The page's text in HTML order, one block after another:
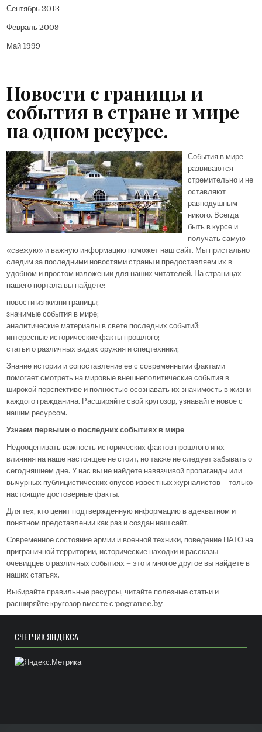
Сентябрь 2013
Февраль 2009
Май 1999
Новости с границы и
события в стране и мире
на одном ресурсе.
События в мире
развиваются
стремительно и не
оставляют
равнодушным
никого. Всегда
быть в курсе и
получать самую
«свежую» и важную информацию поможет наш сайт. Мы пристально
следим за последними новостями страны и предоставляем их в
удобном и простом изложении для наших читателей. На страницах
нашего портала вы найдете:
новости из жизни границы;
значимые события в мире;
аналитические материалы в свете последних событий;
интересные исторические факты прошлого;
статьи о различных видах оружия и спецтехники;
Знание истории и сопоставление ее с современными фактами
помогает смотреть на мировые внешнеполитические события в
широкой перспективе и полностью осознавать их значимость в жизни
каждого гражданина. Расширяйте свой кругозор, узнавайте новое с
нашим ресурсом.
Узнаем первыми о последних событиях в мире
Недооценивать важность исторических фактов прошлого и их
влияния на наше настоящее не стоит, но также не следует забывать о
сегодняшнем дне. У нас вы не найдете навязчивой пропаганды или
вычурных публицистических опусов известных журналистов – только
настоящие достоверные факты.
Для тех, кто ценит подтвержденную информацию в адекватном и
понятном представлении как раз и создан наш сайт.
Современное состояние армии и военной техники, поведение НАТО на
приграничной территории, исторические находки и рассказы
очевидцев о различных событиях – это и многое другое вы найдете в
наших статьях.
Выбирайте правильные ресурсы, читайте полезные статьи и
расширяйте кругозор вместе сpogranec.by
СЧЁТЧИК ЯНДЕКСА